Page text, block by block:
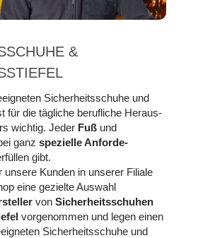
&
Sicher­heits­schuhe und
für die täg­liche beruf­liche Heraus­
wich­tig. Jeder Fußund
ganz spe­zielle An­forde­
gibt.
unsere Kun­den in un­serer Filiale
eine gezielte Aus­wahl
von Sicher­heits­schuhen
vor­ge­nom­men und legen einen
Sicher­heits­schuhe und